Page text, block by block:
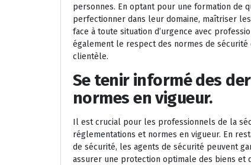
personnes. En optant pour une formation de
perfectionner dans leur domaine, maîtriser
face à toute situation d’urgence avec
également le respect des normes de
clientèle.
Se tenir informé des
normes en vigueur.
Il est crucial pour les professionnels de la
réglementations et normes en vigueur. En
de sécurité, les agents de sécurité peuvent
assurer une protection optimale des biens et